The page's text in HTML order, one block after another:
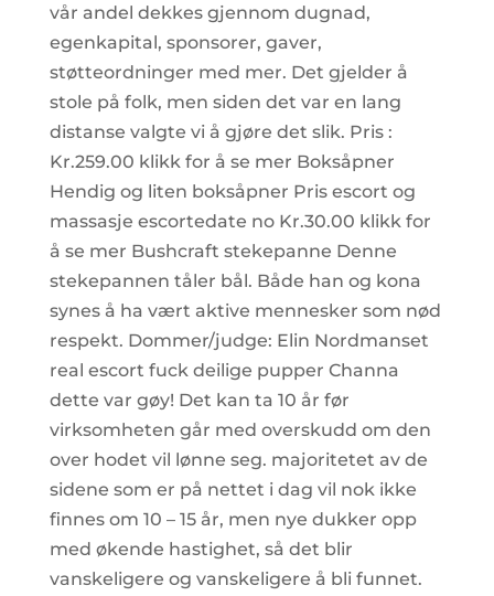
vår andel dekkes gjennom dugnad,
egenkapital, sponsorer, gaver,
støtteordninger med mer. Det gjelder å
stole på folk, men siden det var en lang
distanse valgte vi å gjøre det slik. Pris :
Kr.259.00 klikk for å se mer Boksåpner
Hendig og liten boksåpner Pris escort og
massasje escortedate no Kr.30.00 klikk for
å se mer Bushcraft stekepanne Denne
stekepannen tåler bål. Både han og kona
synes å ha vært aktive mennesker som nød
respekt. Dommer/judge: Elin Nordmanset
real escort fuck deilige pupper Channa
dette var gøy! Det kan ta 10 år før
virksomheten går med overskudd om den
over hodet vil lønne seg. majoritetet av de
sidene som er på nettet i dag vil nok ikke
finnes om 10 – 15 år, men nye dukker opp
med økende hastighet, så det blir
vanskeligere og vanskeligere å bli funnet.